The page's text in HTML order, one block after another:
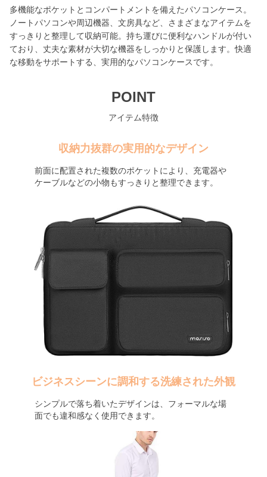
多機能なポケットとコンパートメントを備えたパソコンケース。
ノートパソコンや周辺機器、文房具など、さまざまなアイテムを
すっきりと整理して収納可能。持ち運びに便利なハンドルが付い
ており、丈夫な素材が大切な機器をしっかりと保護します。快適
な移動をサポートする、実用的なパソコンケースです。
POINT
アイテム特徴
収納力抜群の実用的なデザイン
前面に配置された複数のポケットにより、充電器や
ケーブルなどの小物もすっきりと整理できます。
ビジネスシーンに調和する洗練された外観
シンプルで落ち着いたデザインは、フォーマルな場
面でも違和感なく使用できます。